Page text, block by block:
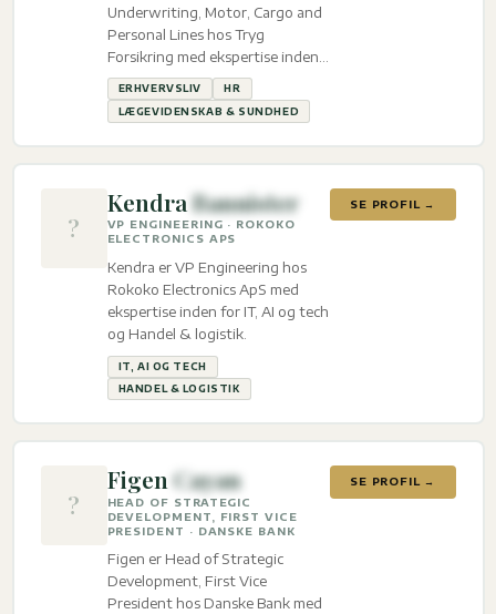
Underwriting, Motor, Cargo and
Personal Lines hos Tryg
Forsikring med ekspertise inden
for Erhvervsliv, HR og
Lægevidenskab & sundhed.
ERHVERVSLIV
HR
LÆGEVIDENSKAB & SUNDHED
?
KendraBannister
VP ENGINEERING · ROKOKO
ELECTRONICS APS
Kendra er VP Engineering hos
Rokoko Electronics ApS med
ekspertise inden for IT, AI og tech
og Handel & logistik.
IT, AI OG TECH
HANDEL & LOGISTIK
SE PROFIL →
?
FigenCayan
HEAD OF STRATEGIC
DEVELOPMENT, FIRST VICE
PRESIDENT · DANSKE BANK
Figen er Head of Strategic
Development, First Vice
President hos Danske Bank med
SE PROFIL →